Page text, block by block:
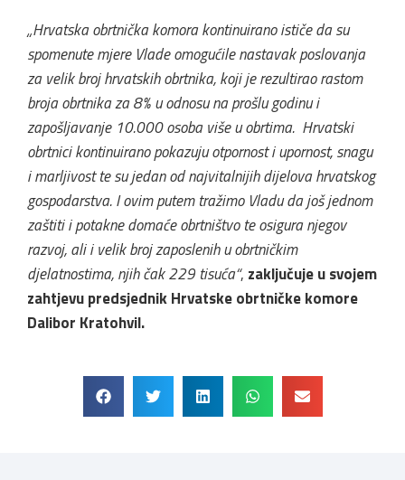
„Hrvatska obrtnička komora kontinuirano ističe da su
spomenute mjere Vlade omogućile nastavak poslovanja
za velik broj hrvatskih obrtnika, koji je rezultirao rastom
broja obrtnika za 8% u odnosu na prošlu godinu i
zapošljavanje 10.000 osoba više u obrtima. Hrvatski
obrtnici kontinuirano pokazuju otpornost i upornost, snagu
i marljivost te su jedan od najvitalnijih dijelova hrvatskog
gospodarstva. I ovim putem tražimo Vladu da još jednom
zaštiti i potakne domaće obrtništvo te osigura njegov
razvoj, ali i velik broj zaposlenih u obrtničkim
djelatnostima, njih čak 229 tisuća“, zaključuje u svojem
zahtjevu predsjednik Hrvatske obrtničke komore
Dalibor Kratohvil.